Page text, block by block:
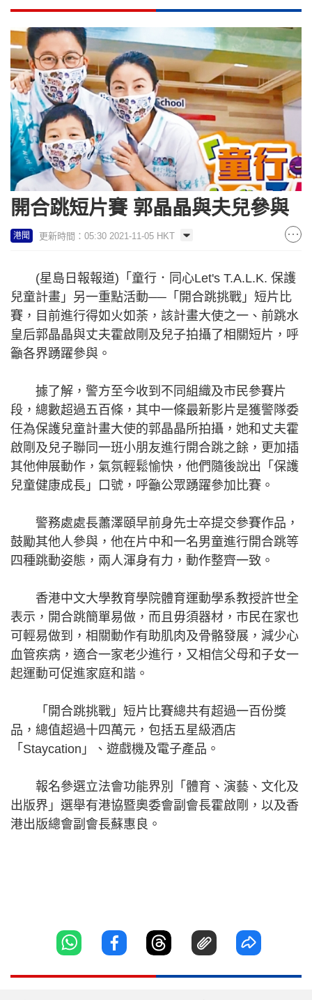
開合跳短片賽 郭晶晶與夫兒參與
港聞 更新時間：05:30 2021-11-05 HKT
(星島日報報道)「童行．同心Let's T.A.L.K. 保護
兒童計畫」另一重點活動──「開合跳挑戰」短片比
賽，目前進行得如火如荼，該計畫大使之一、前跳水
皇后郭晶晶與丈夫霍啟剛及兒子拍攝了相關短片，呼
籲各界踴躍參與。
據了解，警方至今收到不同組織及市民參賽片
段，總數超過五百條，其中一條最新影片是獲警隊委
任為保護兒童計畫大使的郭晶晶所拍攝，她和丈夫霍
啟剛及兒子聯同一班小朋友進行開合跳之餘，更加插
其他伸展動作，氣氛輕鬆愉快，他們隨後說出「保護
兒童健康成長」口號，呼籲公眾踴躍參加比賽。
警務處處長蕭澤頤早前身先士卒提交參賽作品，
鼓勵其他人參與，他在片中和一名男童進行開合跳等
四種跳動姿態，兩人渾身有力，動作整齊一致。
香港中文大學教育學院體育運動學系教授許世全
表示，開合跳簡單易做，而且毋須器材，市民在家也
可輕易做到，相關動作有助肌肉及骨骼發展，減少心
血管疾病，適合一家老少進行，又相信父母和子女一
起運動可促進家庭和諧。
「開合跳挑戰」短片比賽總共有超過一百份獎
品，總值超過十四萬元，包括五星級酒店
「Staycation」、遊戲機及電子產品。
報名參選立法會功能界別「體育、演藝、文化及
出版界」選舉有港協暨奧委會副會長霍啟剛，以及香
港出版總會副會長蘇惠良。